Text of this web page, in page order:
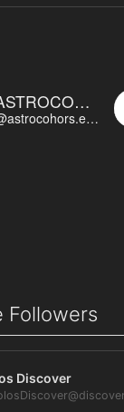
ASTROCOHORS EUNOIA ULTIMA
@astrocohors.eu@astrocohors.eu
Followers
Discover